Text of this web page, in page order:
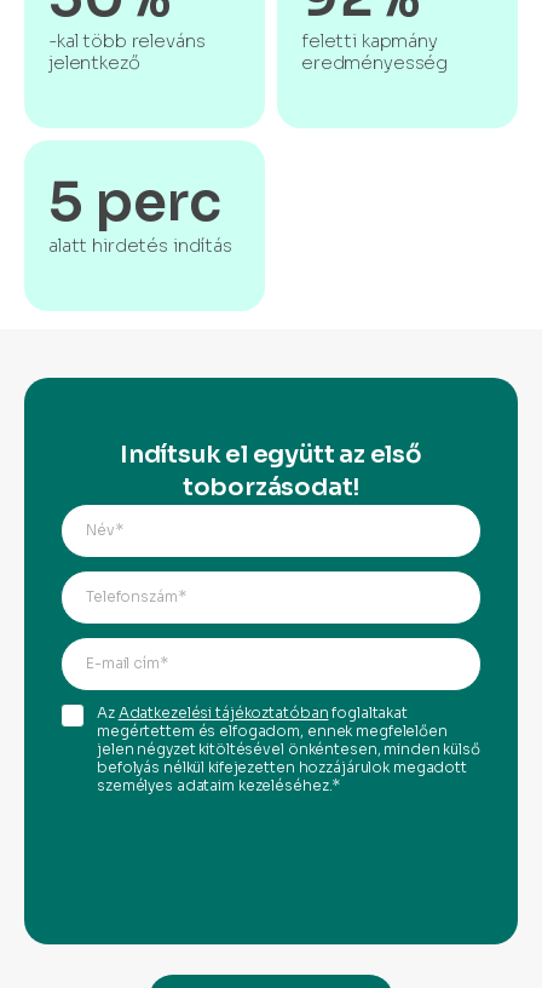
-kal több releváns
jelentkező
feletti kapmány
eredményesség
5 perc
alatt hirdetés indítás
Indítsuk el együtt az első
toborzásodat!
Az Adatkezelési tájékoztatóban foglaltakat
megértettem és elfogadom, ennek megfelelően
jelen négyzet kitöltésével önkéntesen, minden külső
befolyás nélkül kifejezetten hozzájárulok megadott
személyes adataim kezeléséhez.*